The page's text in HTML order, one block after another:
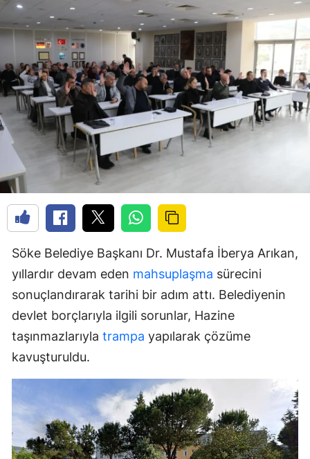
Söke Belediye Başkanı Dr. Mustafa İberya Arıkan,
yıllardır devam eden mahsuplaşma sürecini
sonuçlandırarak tarihi bir adım attı. Belediyenin
devlet borçlarıyla ilgili sorunlar, Hazine
taşınmazlarıyla trampa yapılarak çözüme
kavuşturuldu.